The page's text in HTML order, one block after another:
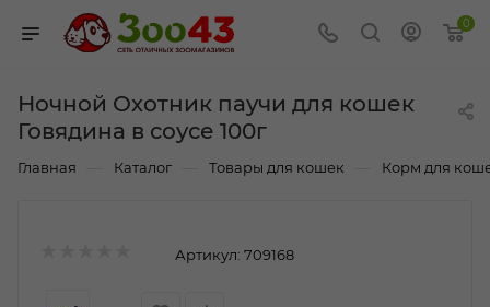
0
Ночной Охотник паучи для кошек
Говядина в соусе 100г
Главная Каталог Товары для кошек Корм для
Артикул: 709168